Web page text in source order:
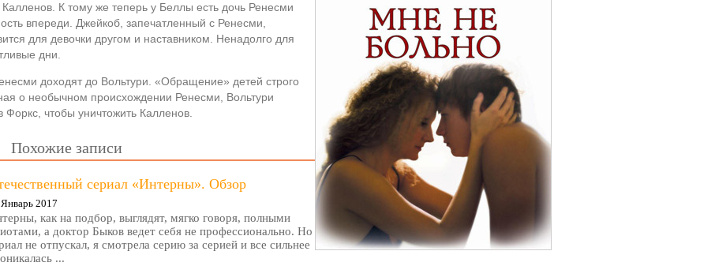
К тому же теперь у Беллы есть дочь Ренесми
впереди. Джейкоб, запечатленный с Ренесми,
для девочки другом и наставником. Ненадолго для
дни.
доходят до Вольтури. «Обращение» детей строго
о необычном происхождении Ренесми, Вольтури
чтобы уничтожить Калленов.
Похожие записи
сериал «Интерны». Обзор
2017
как на подбор, выглядят, мягко говоря, полными
а доктор Быков ведет себя не профессионально. Но
не отпускал, я смотрела серию за серией и все сильнее
...